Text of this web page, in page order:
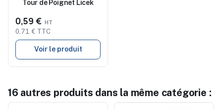
Tour de Poignet Licek
0,59 €
0,71 € TTC
Voir le produit
16 autres produits dans la même catégorie :